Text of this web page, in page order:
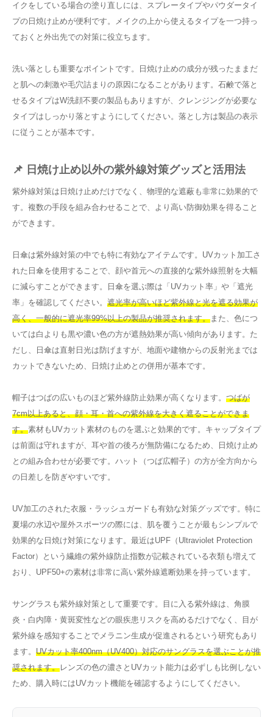
イクをしている場合の塗り直しには、スプレータイプやパウダータイ
プの日焼け止めが便利です。メイクの上から使えるタイプを一つ持っ
ておくと外出先での対策に役立ちます。
洗い落としも重要なポイントです。日焼け止めの成分が残ったままだ
と肌への刺激や毛穴詰まりの原因になることがあります。石鹸で落と
せるタイプはW洗顔不要の製品もありますが、クレンジングが必要な
タイプはしっかり落とすようにしてください。落とし方は製品の表示
に従うことが基本です。
📌 日焼け止め以外の紫外線対策グッズと活用法
紫外線対策は日焼け止めだけでなく、物理的な遮蔽も非常に効果的で
す。複数の手段を組み合わせることで、より高い防御効果を得ること
ができます。
日傘は紫外線対策の中でも特に有効なアイテムです。UVカット加工さ
れた日傘を使用することで、顔や首元への直接的な紫外線照射を大幅
に減らすことができます。日傘を選ぶ際は「UVカット率」や「遮光
率」を確認してください。 遮光率が高いほど紫外線と光を遮る効果が
高く、一般的に遮光率99%以上の製品が推奨されます。また、色につ
いては白よりも黒や濃い色の方が遮熱効果が高い傾向があります。た
だし、日傘は直射日光は防げますが、地面や建物からの反射光までは
カットできないため、日焼け止めとの併用が基本です。
帽子はつばの広いものほど紫外線防止効果が高くなります。 つばが
7cm以上あると、顔・耳・首への紫外線を大きく遮ることができま
す。素材もUVカット素材のものを選ぶと効果的です。キャップタイプ
は前面は守れますが、耳や首の後ろが無防備になるため、日焼け止め
との組み合わせが必要です。ハット（つば広帽子）の方が全方向から
の日差しを防ぎやすいです。
UV加工のされた衣服・ラッシュガードも有効な対策グッズです。特に
夏場の水辺や屋外スポーツの際には、肌を覆うことが最もシンプルで
効果的な日焼け対策になります。最近はUPF（Ultraviolet Protection
Factor）という繊維の紫外線防止指数が記載されている衣類も増えて
おり、UPF50+の素材は非常に高い紫外線遮断効果を持っています。
サングラスも紫外線対策として重要です。目に入る紫外線は、角膜
炎・白内障・黄斑変性などの眼疾患リスクを高めるだけでなく、目が
紫外線を感知することでメラニン生成が促進されるという研究もあり
ます。 UVカット率400nm（UV400）対応のサングラスを選ぶことが推
奨されます。レンズの色の濃さとUVカット能力は必ずしも比例しない
ため、購入時にはUVカット機能を確認するようにしてください。